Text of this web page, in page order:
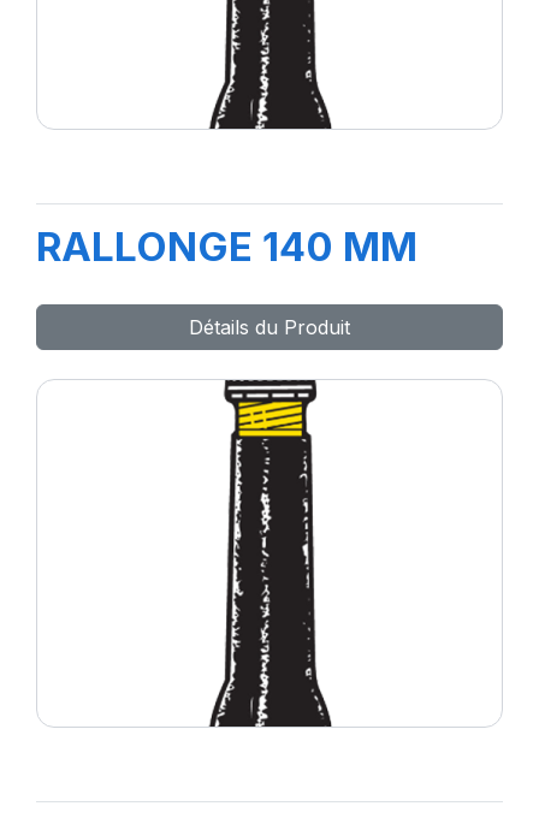
RALLONGE 140 MM
Détails du Produit